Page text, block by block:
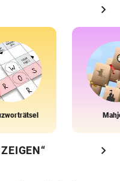
chevron_right
chevron_right